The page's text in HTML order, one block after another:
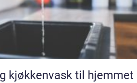
kjøkkenvask til hjemmet